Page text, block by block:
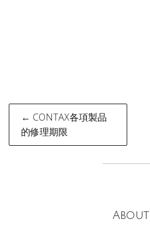
Post
navigation
← CONTAX各項製品
的修理期限
About